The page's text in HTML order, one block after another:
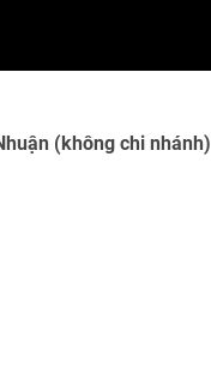
(không chi nhánh)